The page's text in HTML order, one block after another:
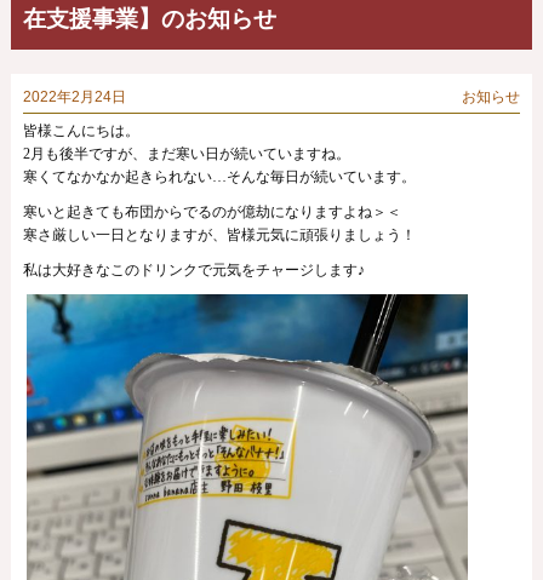
在支援事業】のお知らせ
2022年2月24日
お知らせ
皆様こんにちは。
2月も後半ですが、まだ寒い日が続いていますね。
寒くてなかなか起きられない…そんな毎日が続いています。
寒いと起きても布団からでるのが億劫になりますよね＞＜
寒さ厳しい一日となりますが、皆様元気に頑張りましょう！
私は大好きなこのドリンクで元気をチャージします♪